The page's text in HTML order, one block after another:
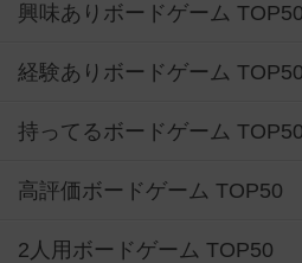
興味ありボードゲーム TOP50
経験ありボードゲーム TOP50
持ってるボードゲーム TOP50
高評価ボードゲーム TOP50
2人用ボードゲーム TOP50